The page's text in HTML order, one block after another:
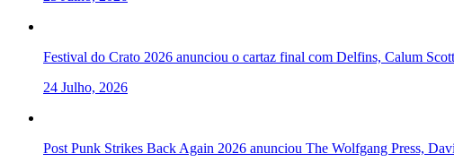
Festival do Crato 2026 anunciou o cartaz final com Delfins, Calum
24 Julho, 2026
Post Punk Strikes Back Again 2026 anunciou The Wolfgang Press,